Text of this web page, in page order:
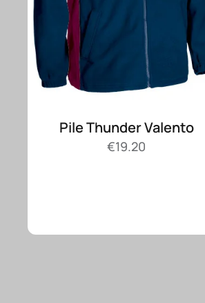
Pile Thunder Valento
€19.20